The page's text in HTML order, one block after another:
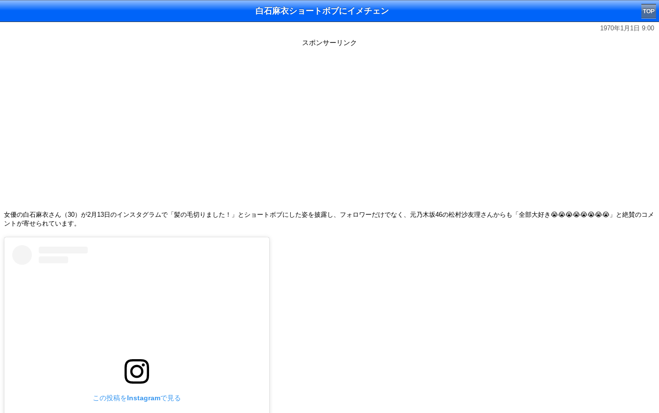
白石麻衣ショートボブにイメチェン TOP
1970年1月1日 9:00
スポンサーリンク
女優の白石麻衣さん（30）が2月13日のインスタグラムで「髪の毛切りました！」とショートボブにした姿を披露し、フォロワーだけでなく、元乃木坂46の松村沙友理さんからも「全部大好き😭😭😭😭😭😭😭😭」と絶賛のコメ
ントが寄せられています。
この投稿をInstagramで見る